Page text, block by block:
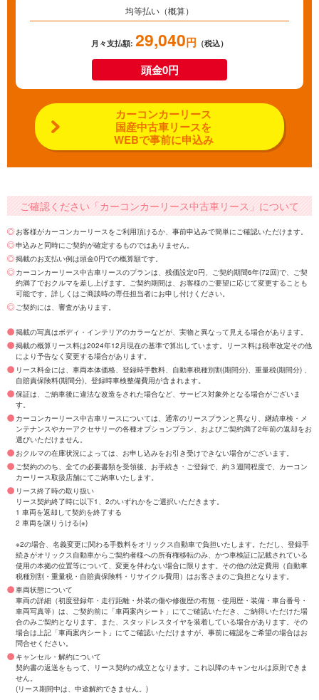
均等払い（概算）
月々支払額: 29,040円 （税込）
頭金0円
カーコンカーリース
国産中古車リースを
WEBで事前に申込み
ご確認ください「カーコンカーリース中古車リース」について
お客様がカーコンカーリースをご利用頂けるか、事前申込みで簡単にご確認いただけます。
申込みと同時にご契約が確定するものではありません。
掲載のお支払い例は頭金0円での概算額です。
カーコンカーリース中古車リースのプランは、残価設定0円、ご契約期間6年(72回)で、ご契
約満了でおクルマを差し上げます。ご契約期間は、お客様のご要望に応じて変更することも
可能です。詳しくはご商談時の専任担当者にお申し付けください。
ご契約には、審査があります。
掲載の写真はボディ・インテリアのカラーなどが、実物と異なって見える場合があります。
掲載の概算リース料は2024年12月現在の基準で算出しています。リース料は税率改定その他
により予告なく変更する場合があります。
リース料金には、車両本体価格、登録時手数料、自動車税種別割(期間分)、重量税(期間分) 、
自賠責保険料(期間分)、登録時車検整備費用が含まれます。
保証は、ご納車後に違法な改造をされた場合など、サービス対象外となる場合がございま
す。
カーコンカーリース中古車リースについては、通常のリースプランと異なり、継続車検・メ
ンテナンスやカーアクセサリーの各種オプションプラン、およびご契約満了2年前の返却をお
選びいただけません。
おクルマの在庫状況によっては、お申し込みをお引き受けできない場合がございます。
ご契約ののち、全ての必要書類を受領後、お手続き・ご登録で、約３週間程度で、カーコン
カーリース取扱店舗にてご納車いたします。
リース終了時の取り扱い
リース契約終了時に以下1、2のいずれかをご選択いただきます。
1 車両を返却して契約を終了する
2 車両を譲りうける(※)
※2の場合、名義変更に関わる手数料をオリックス自動車で負担いたします。ただし、登録手
続きがオリックス自動車からご契約者様への所有権移転のみ、かつ車検証に記載されている
使用の本拠の位置等について、変更を伴わない場合に限ります。その他の法定費用（自動車
税種別割・重量税・自賠責保険料・リサイクル費用）はお客さまのご負担となります。
車両状態について
車両の詳細（初度登録年・走行距離・外装の傷や修復歴の有無・使用歴・装備・車台番号・
車両写真等）は、ご契約前に「車両案内シート」にてご確認いただき、ご納得いただけた場
合のみご契約となります。また、スタッドレスタイヤを装着している場合があります。その
場合は上記「車両案内シート」にてご確認いただけますが、事前に確認をご希望の場合はお
問合せください。
キャンセル・解約について
契約書の返送をもって、リース契約の成立となります。これ以降のキャンセルは原則できま
せん。
(リース期間中は、中途解約できません。)